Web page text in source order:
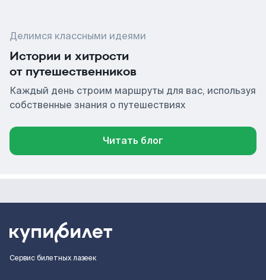
Делимся классными идеями
Истории и хитрости
от путешественников
Каждый день строим маршруты для вас, используя
собственные знания о путешествиях
Читать блог
Сервис билетных лазеек